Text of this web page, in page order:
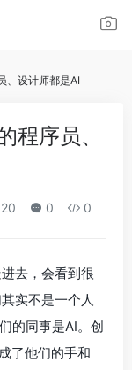
、设计师都是AI
程序员、
20 0 0
去，会看到很
实不是一个人
的同事是AI。创
了他们的手和